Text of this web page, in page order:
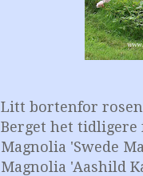
Litt bortenfor
Berget het tidligere
Magnolia 'Swede
Magnolia 'Aashild